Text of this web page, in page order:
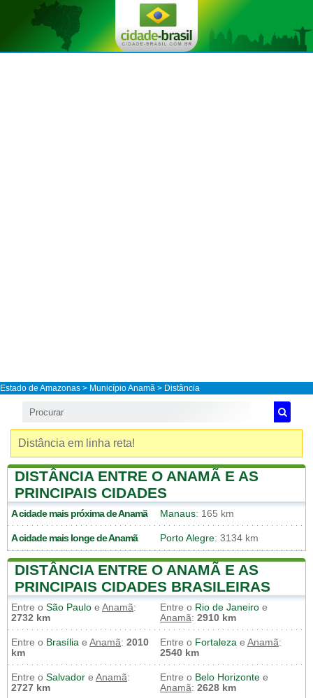
Estado de Amazonas > Município Anamã > Distância
Distância em linha reta!
DISTÂNCIA ENTRE O ANAMÃ E AS
PRINCIPAIS CIDADES
A cidade mais próxima deAnamã Manaus: 165 km
A cidade mais longe deAnamã Porto Alegre: 3134 km
DISTÂNCIA ENTRE O ANAMÃ E AS
PRINCIPAIS CIDADES BRASILEIRAS
Entre o São Paulo e Anamã:
2732 km
Entre o Rio de Janeiro e
Anamã: 2910 km
Entre o Brasília e Anamã: 2010
km
Entre o Fortaleza e Anamã:
2540 km
Entre o Salvador e Anamã:
2727 km
Entre o Belo Horizonte e
Anamã: 2628 km